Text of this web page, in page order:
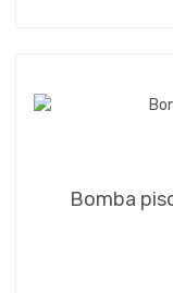
Bomba